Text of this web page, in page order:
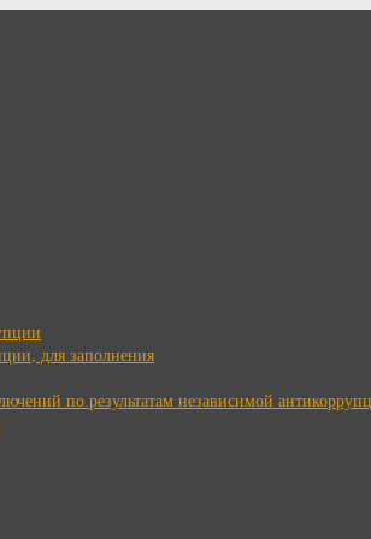
для заполнения
по результатам независимой